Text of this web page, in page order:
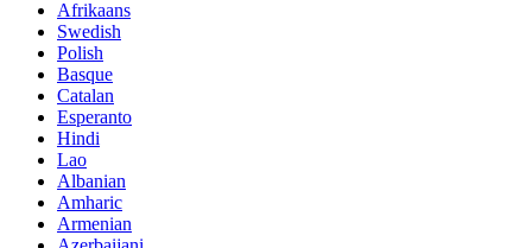
Afrikaans
Swedish
Polish
Basque
Catalan
Esperanto
Hindi
Lao
Albanian
Amharic
Armenian